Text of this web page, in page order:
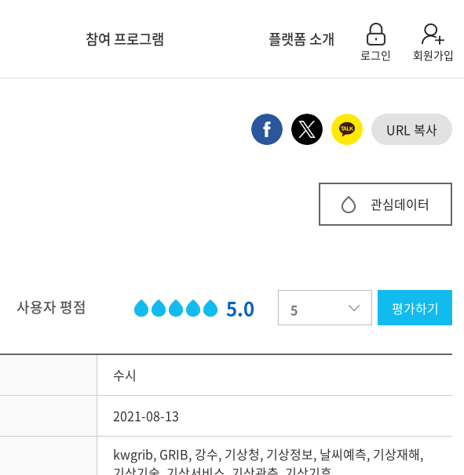
참여 프로그램 플랫폼 소개
참여기관소개
플랫폼 활용 사례
로그인 회원가입
URL 복사
사용자 평점 5.0
관심데이터
수시
2021-08-13
kwgrib, GRIB, 강수, 기상청, 기상정보, 날씨예측, 기상재해,